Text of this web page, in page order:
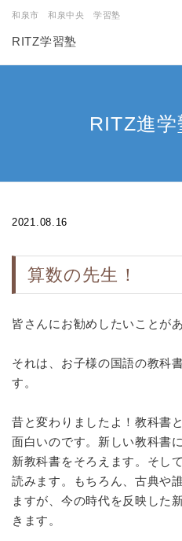
和泉市 和泉中央 学習塾
RITZ学習塾
RITZ進
2021.08.16
算数の先生！
皆さんにお勧めしたいことが
それは、お子様の国語の教科
す。
昔と変わりましたよ！教科書
面白いのです。新しい教科書
新教科書をそろえます。そし
読みます。もちろん、古典や
ますが、今の時代を反映した
きます。